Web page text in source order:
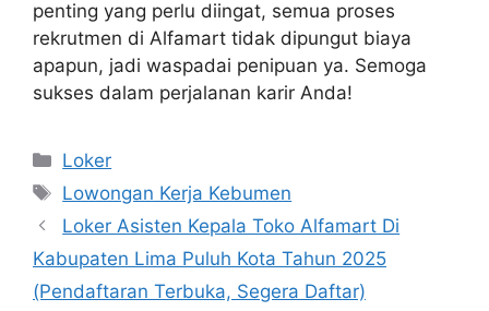
penting yang perlu diingat, semua proses
rekrutmen di Alfamart tidak dipungut biaya
apapun, jadi waspadai penipuan ya. Semoga
sukses dalam perjalanan karir Anda!
Kategori
Loker
Tag
Lowongan Kerja Kebumen
Loker Asisten Kepala Toko Alfamart Di
Kabupaten Lima Puluh Kota Tahun 2025
(Pendaftaran Terbuka, Segera Daftar)